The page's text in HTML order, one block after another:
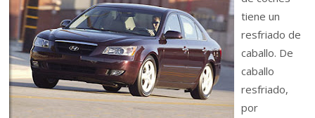
tiene un
resfriado de
caballo. De
caballo
resfriado,
por